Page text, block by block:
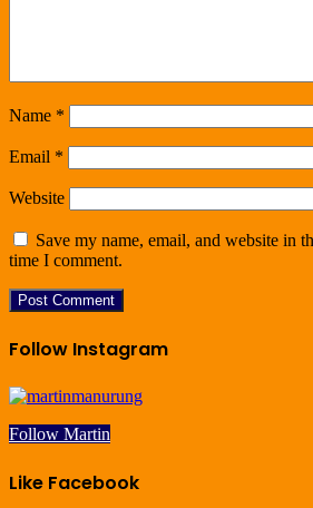
Name *
Email *
Website
Save my name, email, and website in
time I comment.
Follow Instagram
Follow Martin
Like Facebook